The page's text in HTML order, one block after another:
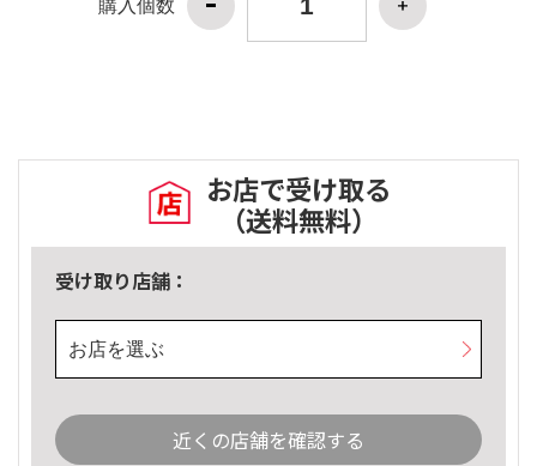
購入個数
お店で受け取る
（送料無料）
受け取り店舗：
お店を選ぶ
近くの店舗を確認する